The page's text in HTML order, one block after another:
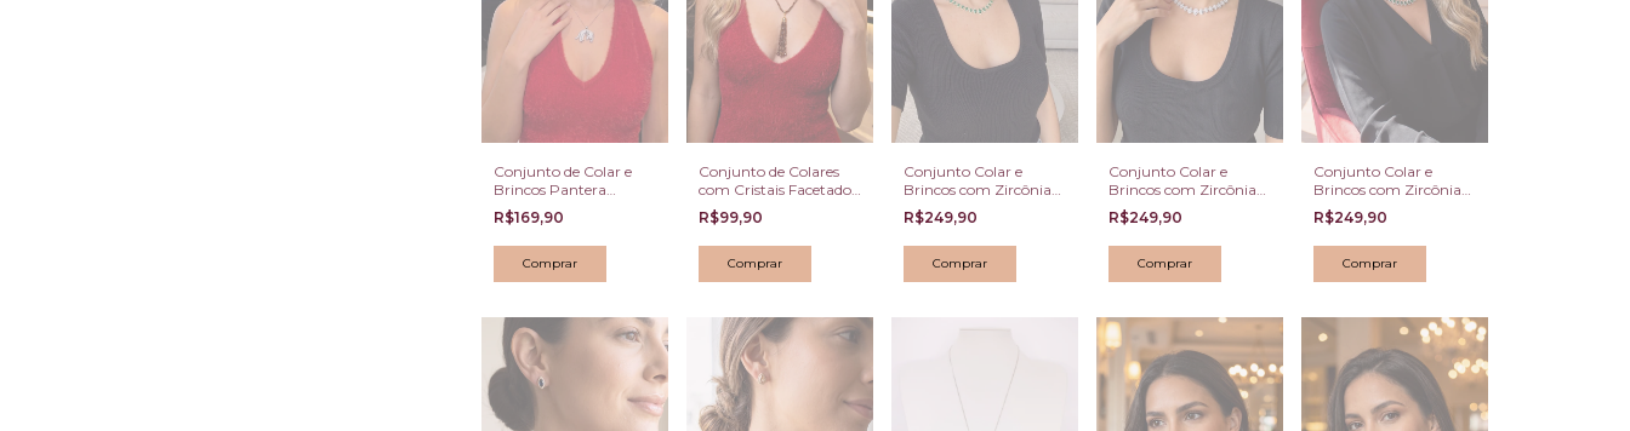
Conjunto de Colar e
Brincos Pantera
Cravejada com
Zircônias Cristais e
Olhos Esmeralda
R$169,90
Conjunto de Colares
com Cristais Facetados
Marrom e Pingente
Tassel
R$99,90
Conjunto Colar e
Brincos com Zircônias
Verdes Gota Banhado a
Ouro
R$249,90
Conjunto Colar e
Brincos com Zircônias
Gota – Elegância
Clássica e Brilho
Intenso
R$249,90
Conjunto Colar e
Brincos com Zircônias
Verdes Navete –
Elegância e
Sofisticação
R$249,90